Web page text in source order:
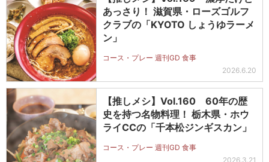
あっさり！ 滋賀県・ローズゴルフ
クラブの「KYOTO しょうゆラーメ
ン」
コース・プレー 週刊GD 食事
2026.6.20
【推しメシ】Vol.160 60年の歴
史を持つ名物料理！ 栃木県・ホウ
ライCCの「千本松ジンギスカン」
コース・プレー 週刊GD 食事
2026.3.21